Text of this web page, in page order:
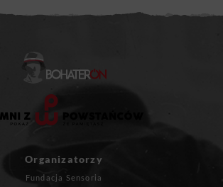
Organizatorzy
Fundacja Sensoria